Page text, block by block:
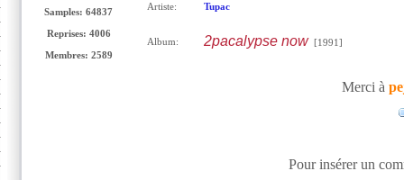
Samples: 64837
Reprises: 4006
Membres: 2589
Artiste: Tupac
Album: 2pacalypse now[1991]
Merci à
Pour insérer un